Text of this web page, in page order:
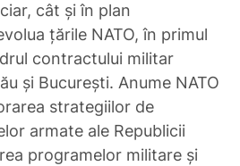
cât și în plan
țările NATO, în primul
contractului militar
și București. Anume NATO
strategiilor de
armate ale Republicii
programelor militare și